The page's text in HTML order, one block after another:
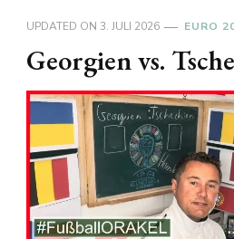
UPDATED ON 3. JULI 2026 EURO
Georgien vs.